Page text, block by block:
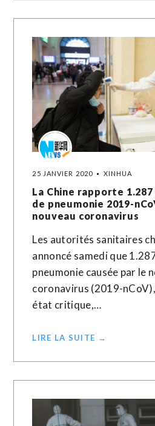
25 JANVIER 2020 XINHUA
La Chine rapporte
de pneumonie 2019-
nouveau coronavirus
Les autorités sanitaires
annoncé samedi que
pneumonie causée par le
coronavirus (2019-
état critique,…
LIRE LA SUITE →